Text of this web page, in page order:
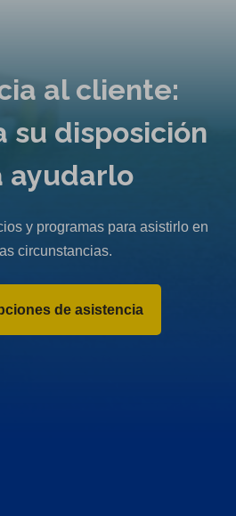
al cliente:
su disposición
ayudarlo
y programas para asistirlo en
circunstancias.
de asistencia